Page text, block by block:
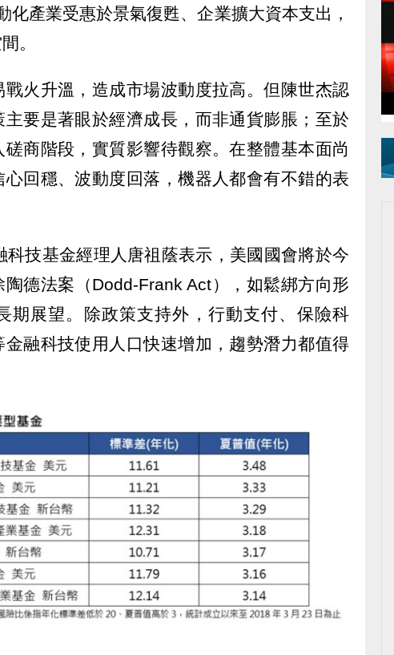
化產業受惠於景氣復甦、企業擴大資本支出，
。
火升溫，造成市場波動度拉高。但陳世杰認
要是著眼於經濟成長，而非通貨膨脹；至於
商階段，實質影響待觀察。在整體基本面尚
回穩、波動度回落，機器人都會有不錯的表
科技基金經理人唐祖蔭表示，美國國會將於今
德法案（Dodd-Frank Act），如鬆綁方向形
期展望。除政策支持外，行動支付、保險科
融科技使用人口快速增加，趨勢潛力都值得